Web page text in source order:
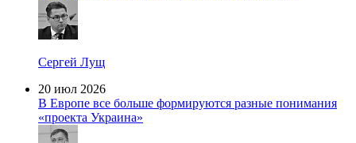
Сергей Лущ
20 июл 2026
В Европе все больше формируются разные понимания
«проекта Украина»